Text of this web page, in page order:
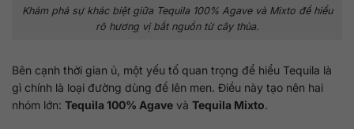
Khám phá sự khác biệt giữa Tequila 100% Agave và Mixto để hiểu
rõ hương vị bắt nguồn từ cây thùa.
Bên cạnh thời gian ủ, một yếu tố quan trọng để hiểu Tequila là
gì chính là loại đường dùng để lên men. Điều này tạo nên hai
nhóm lớn: Tequila 100% Agave và Tequila Mixto.